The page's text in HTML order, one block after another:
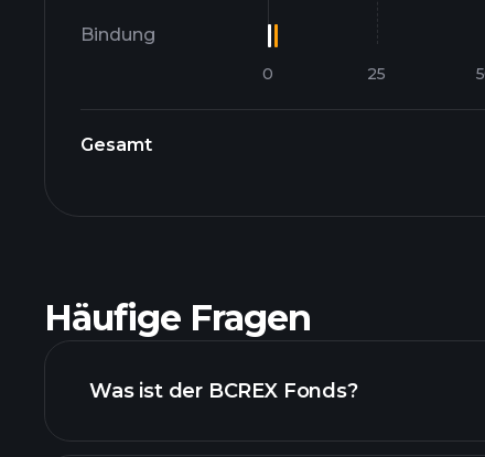
Bindung
Gesamt
Häufige Fragen
Was ist der BCREX Fonds?